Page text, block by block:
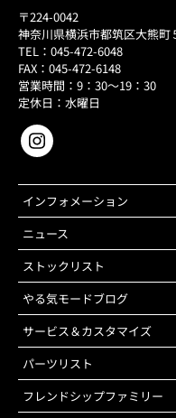
〒224-0042
神奈川県横浜市都筑区大熊町
TEL：045-472-6048
FAX：045-472-6148
営業時間：9：30～19：30
定休日：水曜日
インフォメーション
ニュース
ストックリスト
やる気モードブログ
サービス＆カスタマイズ
パーツリスト
フレンドシップファミリー